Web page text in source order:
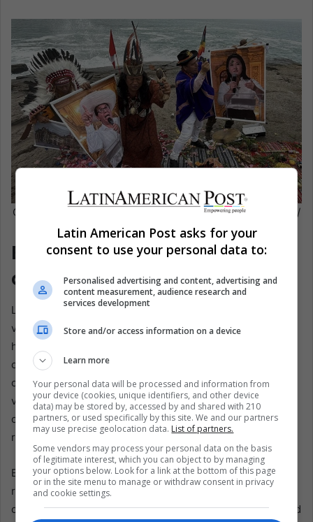
Chamanes y curanderos tradicionales en Lima, Perú. EFE /
Mikhail Huacán
El nombre Fujimori sigue
ardiendo
La presencia de Keiko Fujimori en cualquier segunda
vuelta peruana trae la historia a la sala antes de que ella
hable. Para sus seguidores, el apellido Fujimori evoca
orden, seguridad y un Estado fuerte capaz de derrotar el
caos. Para sus críticos, evoca autoritarismo, corrupción,
violaciones de derechos humanos y la humillación de
comunidades tratadas como desechables en nombre del
rescate nacional.
Este es el viejo pacto latinoamericano, siempre
regresando con ropajes nuevos: orden versus justicia,
confianza de mercado versus deuda social, gobernabilidad
Latin American Post asks for your
consent to use your personal data to:
Personalised advertising and content, advertising and
content measurement, audience research and
services development
Store and/or access information on a device
Learn more
Your personal data will be processed and information from
your device (cookies, unique identifiers, and other device
data) may be stored by, accessed by and shared with 210
partners, or used specifically by this site. We and our partners
may use precise geolocation data. List of partners.
Some vendors may process your personal data on the basis
of legitimate interest, which you can object to by managing
your options below. Look for a link at the bottom of this page
or in the site menu to manage or withdraw consent in privacy
and cookie settings.